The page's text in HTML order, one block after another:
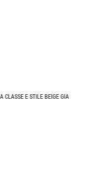
CLASSE E STILE BEIGE GIA